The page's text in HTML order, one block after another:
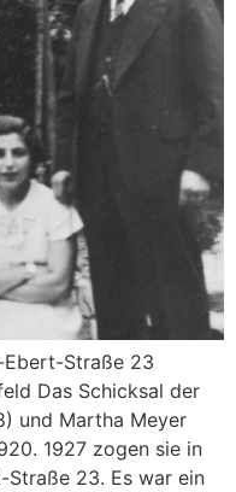
Straße 23
Das Schicksal der
und Martha Meyer
1927 zogen sie in
23. Es war ein